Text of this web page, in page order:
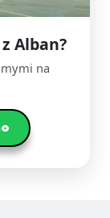
Alban?
na